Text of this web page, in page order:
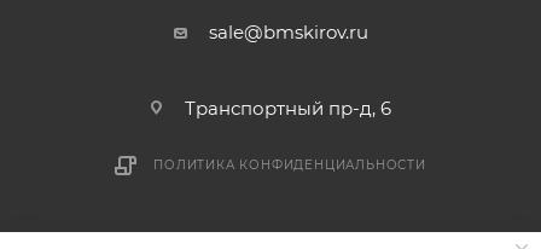
sale@bmskirov.ru
Транспортный пр-д, 6
ПОЛИТИКА КОНФИДЕНЦИАЛЬНОСТИ